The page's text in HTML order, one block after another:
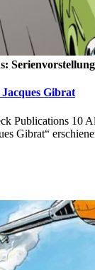
Gibrat
Publications 10
Gibrat“